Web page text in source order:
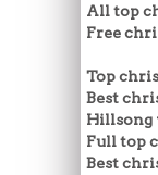
All top
Free
Top
Best
Hillsong
Full top
Best